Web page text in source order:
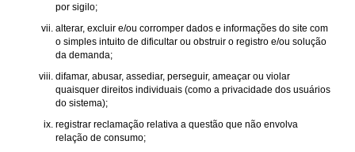
por sigilo;
alterar, excluir e/ou corromper dados e informações do site com
o simples intuito de dificultar ou obstruir o registro e/ou solução
da demanda;
difamar, abusar, assediar, perseguir, ameaçar ou violar
quaisquer direitos individuais (como a privacidade dos usuários
do sistema);
registrar reclamação relativa a questão que não envolva
relação de consumo;